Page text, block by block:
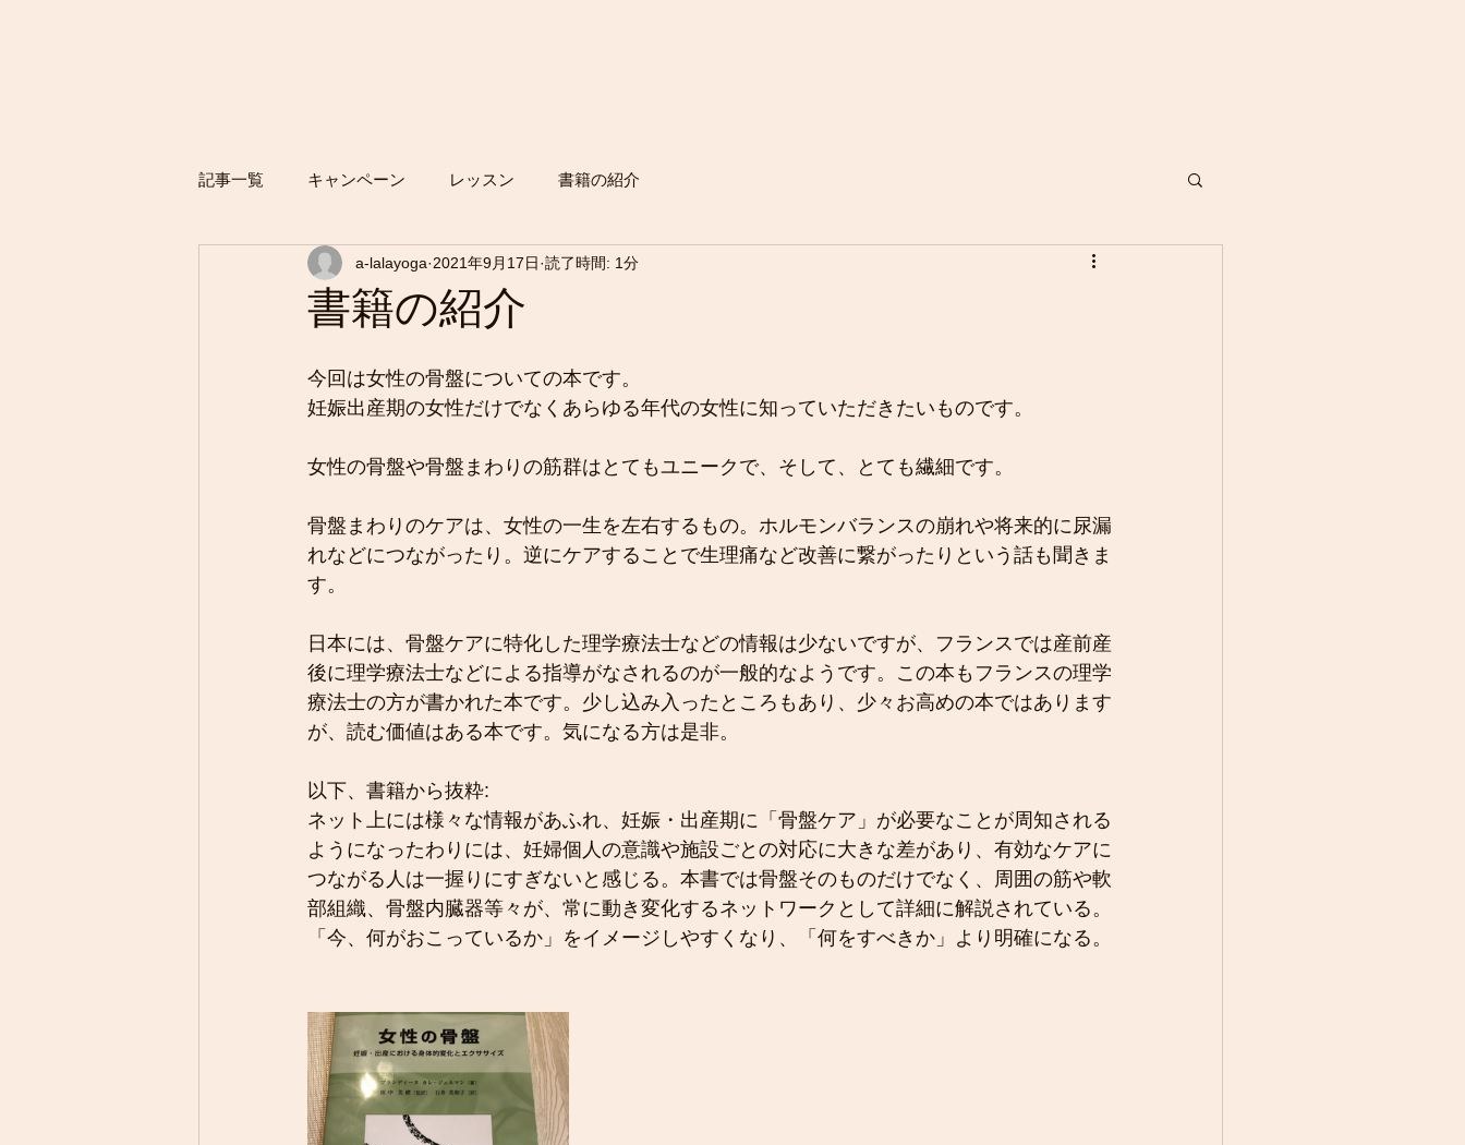
記事一覧 キャンペーン レッスン 書籍の紹介
書籍の紹介
a-lalayoga 2021年9月17日 読了時間: 1分
今回は女性の骨盤についての本です。
妊娠出産期の女性だけでなくあらゆる年代の女性に知っていただきたいものです。
女性の骨盤や骨盤まわりの筋群はとてもユニークで、そして、とても繊細です。
骨盤まわりのケアは、女性の一生を左右するもの。ホルモンバランスの崩れや将来的に尿漏
れなどにつながったり。逆にケアすることで生理痛など改善に繋がったりという話も聞きま
す。
日本には、骨盤ケアに特化した理学療法士などの情報は少ないですが、フランスでは産前産
後に理学療法士などによる指導がなされるのが一般的なようです。この本もフランスの理学
療法士の方が書かれた本です。少し込み入ったところもあり、少々お高めの本ではあります
が、読む価値はある本です。気になる方は是非。
以下、書籍から抜粋:
ネット上には様々な情報があふれ、妊娠・出産期に「骨盤ケア」が必要なことが周知される
ようになったわりには、妊婦個人の意識や施設ごとの対応に大きな差があり、有効なケアに
つながる人は一握りにすぎないと感じる。本書では骨盤そのものだけでなく、周囲の筋や軟
部組織、骨盤内臓器等々が、常に動き変化するネットワークとして詳細に解説されている。
「今、何がおこっているか」をイメージしやすくなり、「何をすべきか」より明確になる。